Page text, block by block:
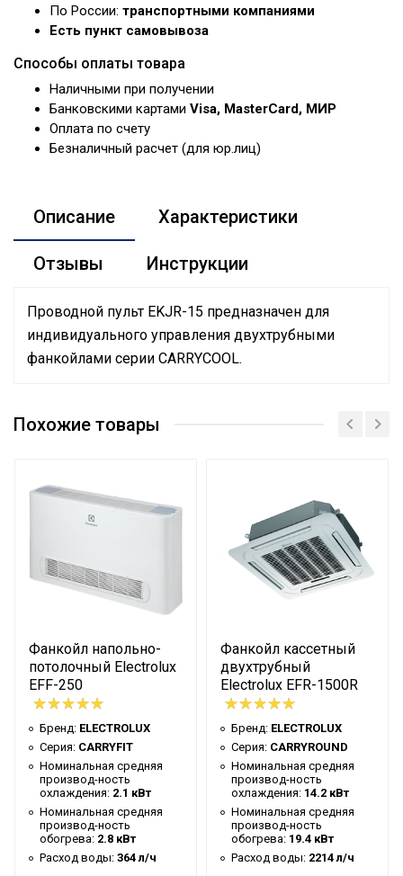
По России: транспортными компаниями
Есть пункт самовывоза
Способы оплаты товара
Наличными при получении
Банковскими картами Visa, MasterCard, МИР
Оплата по счету
Безналичный расчет (для юр.лиц)
Описание Характеристики
Отзывы Инструкции
Проводной пульт EKJR-15 предназначен для
индивидуального управления двухтрубными
фанкойлами серии CARRYCOOL.
Применение и
Для напольно-потолочных
Похожие товары
Фанкойл напольно-
потолочный Electrolux
EFF-250
Бренд: ELECTROLUX
Серия: CARRYFIT
Номинальная средняя
производ-ность
охлаждения: 2.1 кВт
Номинальная средняя
производ-ность
обогрева: 2.8 кВт
Расход воды: 364 л/ч
Фанкойл кассетный
двухтрубный
Electrolux EFR-1500R
Бренд: ELECTROLUX
Серия: CARRYROUND
Номинальная средняя
производ-ность
охлаждения: 14.2 кВт
Номинальная средняя
производ-ность
обогрева: 19.4 кВт
Расход воды: 2214 л/ч